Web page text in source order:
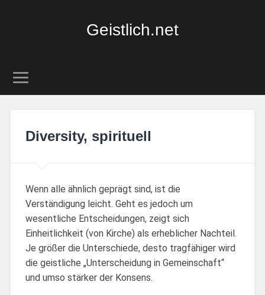
Geistlich.net
Diversity, spirituell
Wenn alle ähnlich geprägt sind, ist die
Verständigung leicht. Geht es jedoch um
wesentliche Entscheidungen, zeigt sich
Einheitlichkeit (von Kirche) als erheblicher Nachteil.
Je größer die Unterschiede, desto tragfähiger wird
die geistliche „Unterscheidung in Gemeinschaft“
und umso stärker der Konsens.